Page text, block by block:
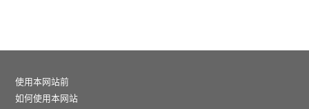
使用本网站前
如何使用本网站